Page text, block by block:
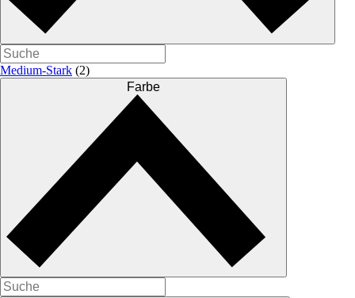
Medium-Stark (2)
Farbe